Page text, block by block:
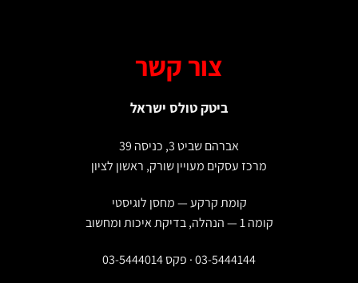
צור קשר
ביטק טולס ישראל
אברהם שביט 3, כניסה 39
מרכז עסקים מעויין שורק, ראשון לציון
קומת קרקע — מחסן לוגיסטי
03-5444144 · פקס 03-5444014